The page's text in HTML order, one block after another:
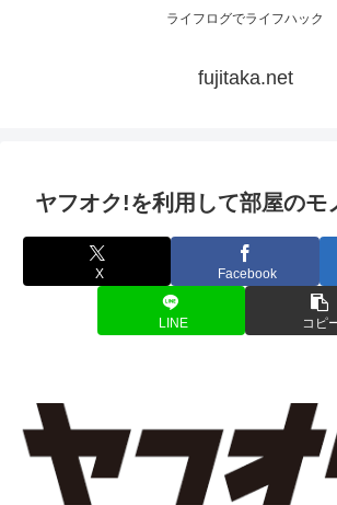
ライフログでライフハック
fujitaka.net
ヤフオク!を利用して部屋のモ
X Facebook
LINE コピ